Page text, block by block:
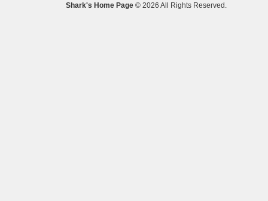
Shark's Home Page © 2026 All Rights Reserved.